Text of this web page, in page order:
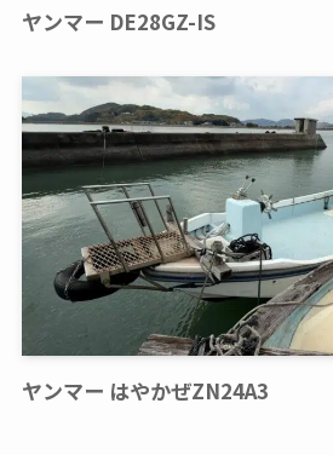
ヤンマー DE28GZ-IS
ヤンマー はやかぜZN24A3